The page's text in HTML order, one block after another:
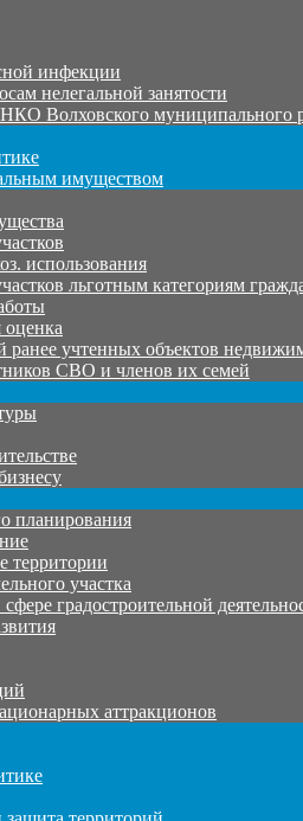
инфекции
нелегальной занятости
Волховского муниципального
имуществом
использования
льготным категориям
оценка
ранее учтенных объектов
СВО и членов их семей
планирования
территории
участка
градостроительной
аттракционов